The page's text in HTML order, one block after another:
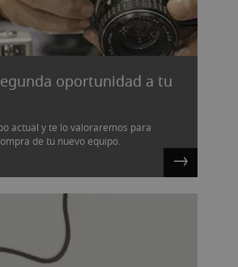
oportunidad a tu
actual y te lo valoraremos para
de tu nuevo equipo.